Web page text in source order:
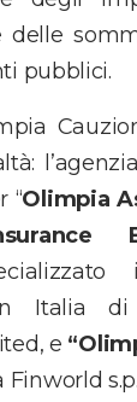
delle
pubblici.
“Olimpia
Italia di
e